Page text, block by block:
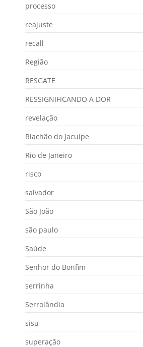
processo
reajuste
recall
Região
RESGATE
RESSIGNIFICANDO A DOR
revelação
Riachão do Jacuípe
Rio de Janeiro
risco
salvador
São João
são paulo
Saúde
Senhor do Bonfim
serrinha
Serrolândia
sisu
superação